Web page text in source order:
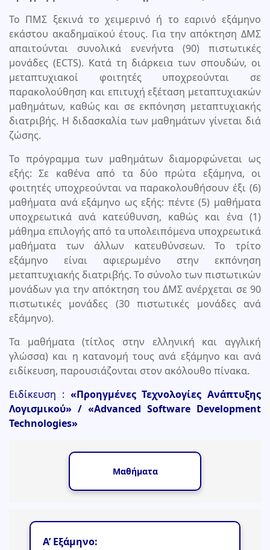
Το ΠΜΣ ξεκινά το χειμερινό ή το εαρινό εξάμηνο
εκάστου ακαδημαϊκού έτους. Για την απόκτηση ΔΜΣ
απαιτούνται συνολικά ενενήντα (90) πιστωτικές
μονάδες (ECTS). Κατά τη διάρκεια των σπουδών, οι
μεταπτυχιακοί φοιτητές υποχρεούνται σε
παρακολούθηση και επιτυχή εξέταση μεταπτυχιακών
μαθημάτων, καθώς και σε εκπόνηση μεταπτυχιακής
διατριβής. Η διδασκαλία των μαθημάτων γίνεται διά
ζώσης.
Το πρόγραμμα των μαθημάτων διαμορφώνεται ως
εξής: Σε καθένα από τα δύο πρώτα εξάμηνα, οι
φοιτητές υποχρεούνται να παρακολουθήσουν έξι (6)
μαθήματα ανά εξάμηνο ως εξής: πέντε (5) μαθήματα
υποχρεωτικά ανά κατεύθυνση, καθώς και ένα (1)
μάθημα επιλογής από τα υπολειπόμενα υποχρεωτικά
μαθήματα των άλλων κατευθύνσεων. Το τρίτο
εξάμηνο είναι αφιερωμένο στην εκπόνηση
μεταπτυχιακής διατριβής. Το σύνολο των πιστωτικών
μονάδων για την απόκτηση του ΔΜΣ ανέρχεται σε 90
πιστωτικές μονάδες (30 πιστωτικές μονάδες ανά
εξάμηνο).
Τα μαθήματα (τίτλος στην ελληνική και αγγλική
γλώσσα) και η κατανομή τους ανά εξάμηνο και ανά
ειδίκευση, παρουσιάζονται στον ακόλουθο πίνακα.
Ειδίκευση : «Προηγμένες Τεχνολογίες Ανάπτυξης
Λογισμικού» / «Advanced Software Development
Technologies»
Μαθήματα
Α’Εξάμηνο: